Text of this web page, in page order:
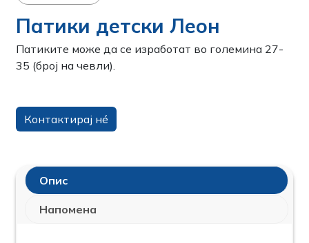
Патики детски Леон
Патиките може да се изработат во големина 27-
35 (број на чевли).
Контактирај нé
Опис
Напомена